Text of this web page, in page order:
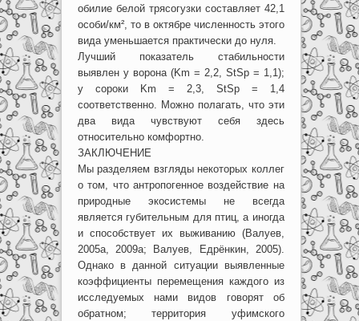
обилие белой трясогузки составляет 42,1
особи/км², то в октябре численность этого
вида уменьшается практически до нуля.
Лучший показатель стабильности
выявлен у ворона (Km = 2,2, StSp = 1,1);
у сороки Km = 2,3, StSp = 1,4
соответственно. Можно полагать, что эти
два вида чувствуют себя здесь
относительно комфортно.
ЗАКЛЮЧЕНИЕ
Мы разделяем взгляды некоторых коллег
о том, что антропогенное воздействие на
природные экосистемы не всегда
является губительным для птиц, а иногда
и способствует их выживанию (Валуев,
2005а, 2009а; Валуев, Едрёнкин, 2005).
Однако в данной ситуации выявленные
коэффициенты перемещения каждого из
исследуемых нами видов говорят об
обратном; территория уфимского